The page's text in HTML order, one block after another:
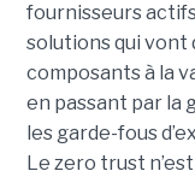
fournisseurs
solutions qui vont
composants à la
en passant par la
les garde-fous
Le zero trust